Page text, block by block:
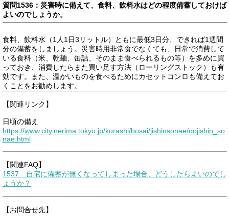
質問1536：災害時に備えて、食料、飲料水はどの程度備蓄しておけば
よいのでしょうか。
食料、飲料水（1人1日3リットル）ともに最低3日分、できれば1週間
分の備蓄をしましょう。災害時用非常食でなくても、日常で消費して
いる食料（米、乾麺、缶詰、そのまま食べられるもの等）を多めに買
っておき、消費したらまた買い足す方法（ローリングストック）も有
効です。また、温かいものを食べるためにカセットコンロも備えてお
くことをお勧めします。
【関連リンク】
日頃の備え
https://www.city.nerima.tokyo.jp/kurashi/bosai/jishinsonae/oojishin_so
nae.html
【関連FAQ】
1537 自宅に備蓄が無くなってしまった場合、どうしたらよいのでし
ょうか？
【お問合せ先】